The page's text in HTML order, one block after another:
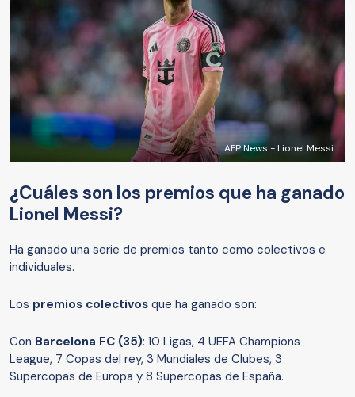
AFP News - Lionel Messi
¿Cuáles son los premios que ha ganado
Lionel Messi?
Ha ganado una serie de premios tanto como colectivos e
individuales.
Los premios colectivos que ha ganado son:
Con Barcelona FC (35): 10 Ligas, 4 UEFA Champions
League, 7 Copas del rey, 3 Mundiales de Clubes, 3
Supercopas de Europa y 8 Supercopas de España.